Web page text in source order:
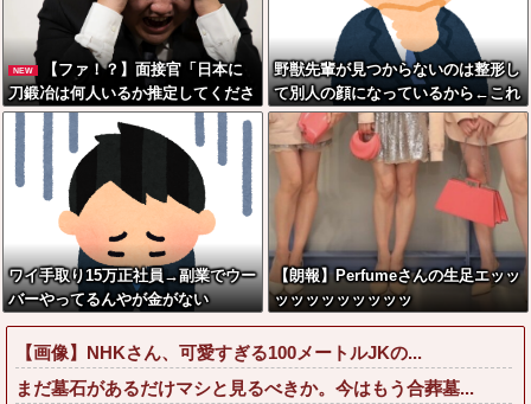
NEW
【ファ！？】面接官「日本に
刀鍛冶は何人いるか推定してくださ
い」 俺「188人です」 面接官
「どういう風に考えましたか？」
俺「知ってました」→この後『こ
う』なったんだがマジで納得いかな
い！！！！！
野獣先輩が見つからないのは整形し
て別人の顔になっているから←これ
ワイ手取り15万正社員→副業でウー
バーやってるんやが金がない
【朗報】Perfumeさんの生足エッッ
ッッッッッッッッッ
【画像】NHKさん、可愛すぎる100メートルJKの...
まだ墓石があるだけマシと見るべきか。今はもう合葬墓...